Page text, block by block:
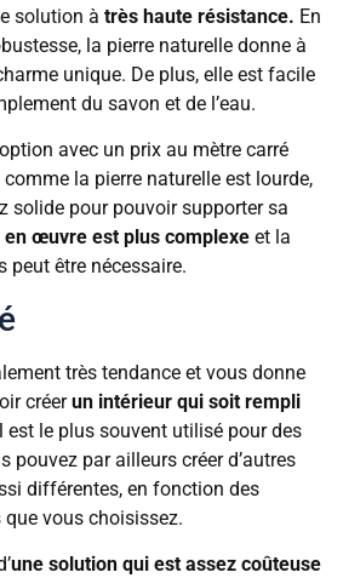
solution à très haute résistance. En
la pierre naturelle donne à
unique. De plus, elle est facile
du savon et de l’eau.
avec un prix au mètre carré
la pierre naturelle est lourde,
solide pour pouvoir supporter sa
en œuvre est plus complexe et la
peut être nécessaire.
très tendance et vous donne
créerun intérieur qui soit rempli
est le plus souvent utilisé pour des
pouvez par ailleurs créer d’autres
différentes, en fonction des
vous choisissez.
une solution qui est assez coûteuse